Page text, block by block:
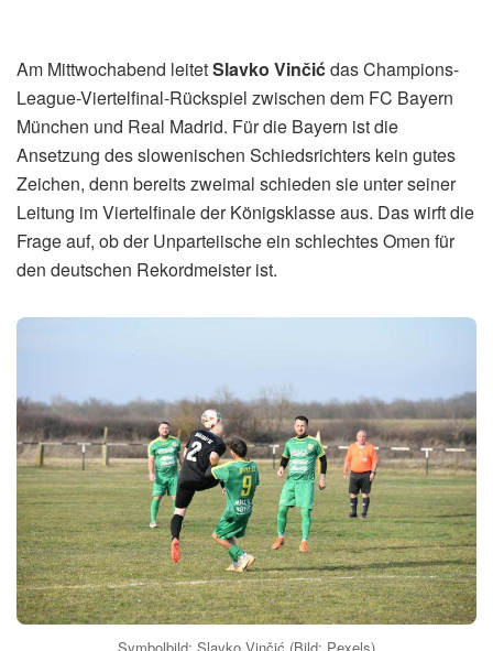
Slavko Vinčić leitet Bayern
gegen Real: Ein schlechtes
Omen?
von MM 13. April 2026
0
Mal geteilt